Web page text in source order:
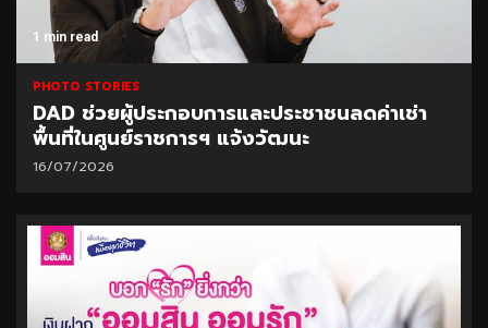
1 min read
PHOTO STORIES
DAD ช่วยผู้ประกอบการและประชาชนลดค่าเช่า
พื้นที่ในศูนย์ราชการฯ แจ้งวัฒนะ
16/07/2026